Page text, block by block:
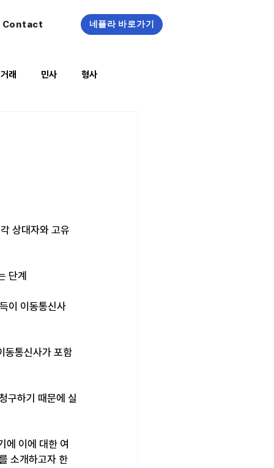
Contact 네플라 바로가기
래 민사 형사
상대자와 고유
단계​
이 이동통신사
동통신사가 포함
구하기 때문에 실
에 이에 대한 여
소개하고자 한